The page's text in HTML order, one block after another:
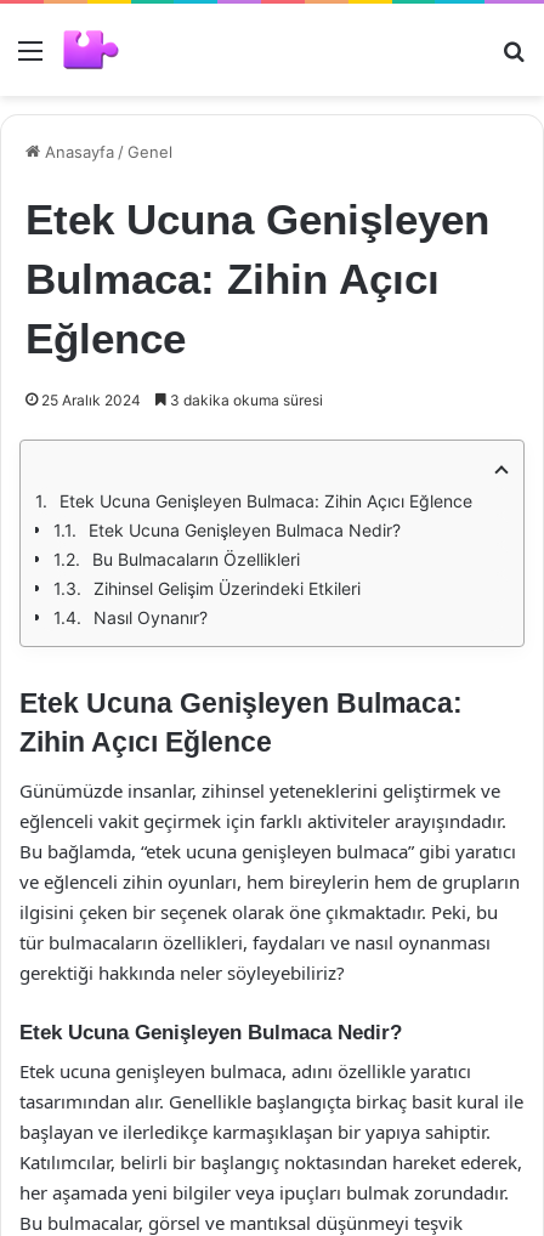
Menü
Anasayfa /Genel
Etek Ucuna Genişleyen
Bulmaca: Zihin Açıcı
Eğlence
25 Aralık 2024 3 dakika okuma süresi
Etek Ucuna Genişleyen Bulmaca: Zihin Açıcı Eğlence
Etek Ucuna Genişleyen Bulmaca Nedir?
Bu Bulmacaların Özellikleri
Zihinsel Gelişim Üzerindeki Etkileri
Nasıl Oynanır?
Etek Ucuna Genişleyen Bulmaca:
Zihin Açıcı Eğlence
Günümüzde insanlar, zihinsel yeteneklerini geliştirmek ve
eğlenceli vakit geçirmek için farklı aktiviteler arayışındadır.
Bu bağlamda, “etek ucuna genişleyen bulmaca” gibi yaratıcı
ve eğlenceli zihin oyunları, hem bireylerin hem de grupların
ilgisini çeken bir seçenek olarak öne çıkmaktadır. Peki, bu
tür bulmacaların özellikleri, faydaları ve nasıl oynanması
gerektiği hakkında neler söyleyebiliriz?
Etek Ucuna Genişleyen Bulmaca Nedir?
Etek ucuna genişleyen bulmaca, adını özellikle yaratıcı
tasarımından alır. Genellikle başlangıçta birkaç basit kural ile
başlayan ve ilerledikçe karmaşıklaşan bir yapıya sahiptir.
Katılımcılar, belirli bir başlangıç noktasından hareket ederek,
her aşamada yeni bilgiler veya ipuçları bulmak zorundadır.
Bu bulmacalar, görsel ve mantıksal düşünmeyi teşvik